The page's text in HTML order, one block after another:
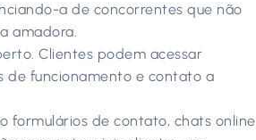
a de concorrentes que não
amadora.
Clientes podem acessar
de funcionamento e contato a
formulários de contato, chats online